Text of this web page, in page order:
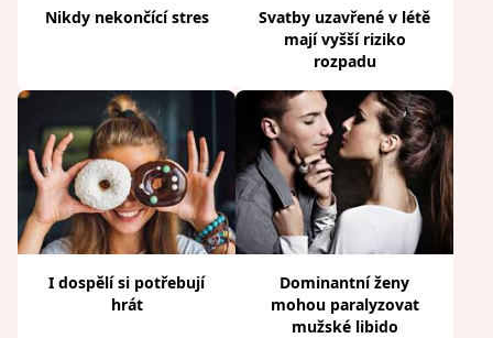
Nikdy nekončící stres
Svatby uzavřené v létě
mají vyšší riziko
rozpadu
I dospělí si potřebují
hrát
Dominantní ženy
mohou paralyzovat
mužské libido